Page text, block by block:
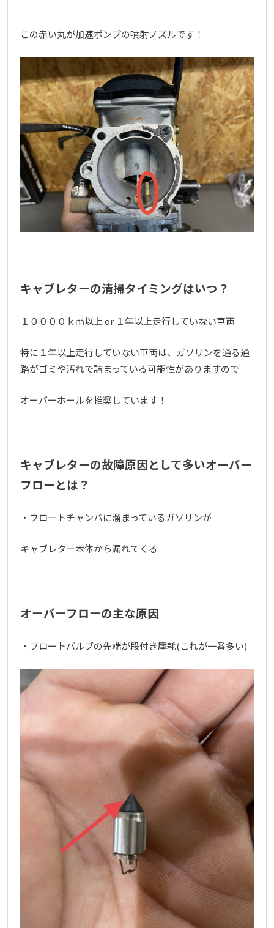
この赤い丸が加速ポンプの噴射ノズルです！
キャブレターの清掃タイミングはいつ？
１００００ｋｍ以上 or １年以上走行していない車両
特に１年以上走行していない車両は、ガソリンを通る通
路がゴミや汚れで詰まっている可能性がありますので
オーバーホールを推奨しています！
キャブレターの故障原因として多いオーバー
フローとは？
・フロートチャンバに溜まっているガソリンが
キャブレター本体から漏れてくる
オーバーフローの主な原因
・フロートバルブの先端が段付き摩耗(これが一番多い)